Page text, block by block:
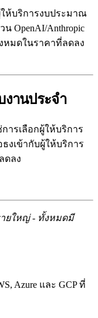
ห้บริการงบประมาณ
OpenAI/Anthropic
หมดในราคาที่ลดลง
านประจำ
ารเลือกผู้ให้บริการ
ธงเข้ากับผู้ให้บริการ
ดลง
ายใหญ่ - ทั้งหมดมี
Azure และ GCP ที่